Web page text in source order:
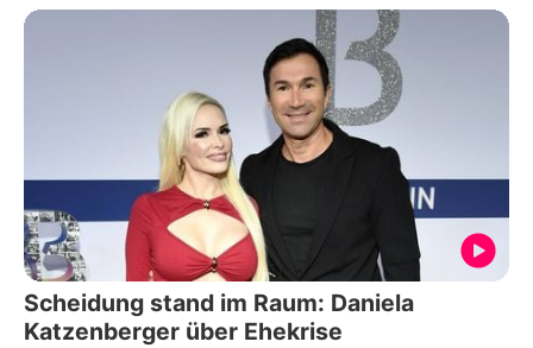
Scheidung stand im Raum: Daniela
Katzenberger über Ehekrise